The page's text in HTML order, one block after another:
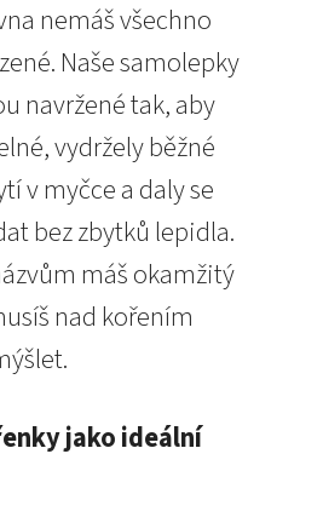
nemáš všechno
Naše samolepky
navržené tak, aby
vydržely běžné
v myčce a daly se
bez zbytků lepidla.
máš okamžitý
nad kořením
jako ideální